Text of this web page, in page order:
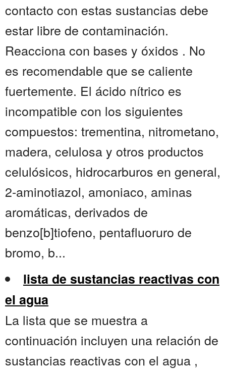
contacto con estas sustancias debe
estar libre de contaminación.
Reacciona con bases y óxidos . No
es recomendable que se caliente
fuertemente. El ácido nítrico es
incompatible con los siguientes
compuestos: trementina, nitrometano,
madera, celulosa y otros productos
celulósicos, hidrocarburos en general,
2-aminotiazol, amoniaco, aminas
aromáticas, derivados de
benzo[b]tiofeno, pentafluoruro de
bromo, b...
lista de sustancias reactivas con
el agua
La lista que se muestra a
continuación incluyen una relación de
sustancias reactivas con el agua ,